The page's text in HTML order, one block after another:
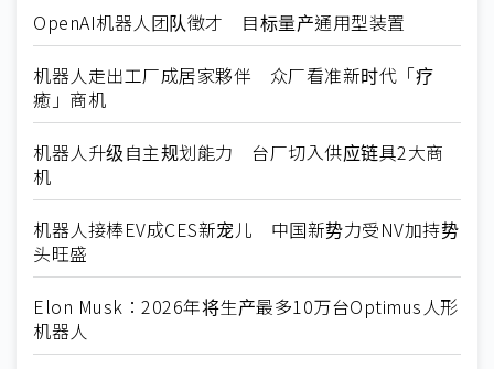
OpenAI机器人团队徵才 目标量产通用型装置
机器人走出工厂成居家夥伴 众厂看准新时代「疗
癒」商机
机器人升级自主规划能力 台厂切入供应链具2大商
机
机器人接棒EV成CES新宠儿 中国新势力受NV加持势
头旺盛
Elon Musk：2026年将生产最多10万台Optimus人形
机器人